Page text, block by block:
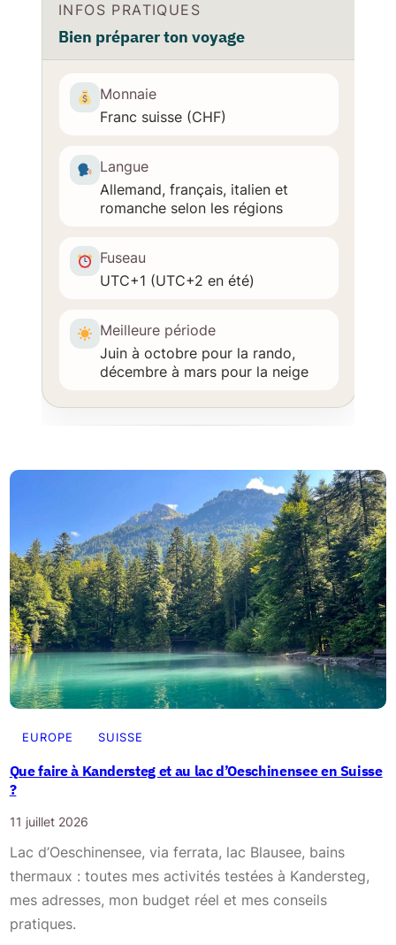
INFOS PRATIQUES
Bien préparer ton voyage
Monnaie
Franc suisse (CHF)
Langue
Allemand, français, italien et
romanche selon les régions
Fuseau
UTC+1 (UTC+2 en été)
Meilleure période
Juin à octobre pour la rando,
décembre à mars pour la neige
EUROPE SUISSE
Que faire à Kandersteg et au lac d’Oeschinensee en Suisse
?
11 juillet 2026
Lac d’Oeschinensee, via ferrata, lac Blausee, bains
thermaux : toutes mes activités testées à Kandersteg,
mes adresses, mon budget réel et mes conseils
pratiques.